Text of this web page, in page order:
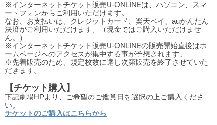
※インターネットチケット販売U-ONLINEは、パソコン、スマ
ートフォンからご利用いただけます。
なお、お支払いは、クレジットカード、楽天ペイ、auかんたん
決済がご利用いただけます。（現金ではご購入いただけませ
ん。）
※インターネットチケット販売U-ONLINEの販売開始直後はホ
ームページへのアクセスが集中する事が予想されます。
※先着販売のため、規定枚数に達し次第販売を終了させていた
だきます。
【チケット購入】
下記劇場HPより、ご希望のご鑑賞日を選択の上ご購入くださ
い。
チケットのご購入はこちらから